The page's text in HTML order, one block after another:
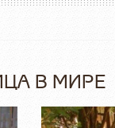
В МИРЕ